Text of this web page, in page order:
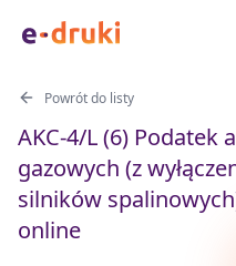
Powrót do listy
AKC-4/L (6) Podatek
gazowych (z
silników
online